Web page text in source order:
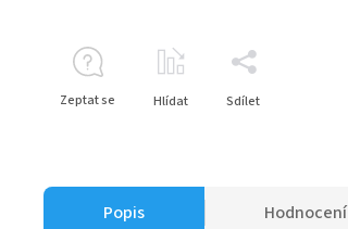
Zeptat se Hlídat Sdílet
Popis Hodnocení